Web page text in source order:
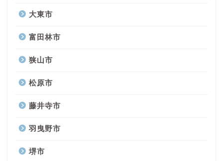
大東市
富田林市
狭山市
松原市
藤井寺市
羽曳野市
堺市